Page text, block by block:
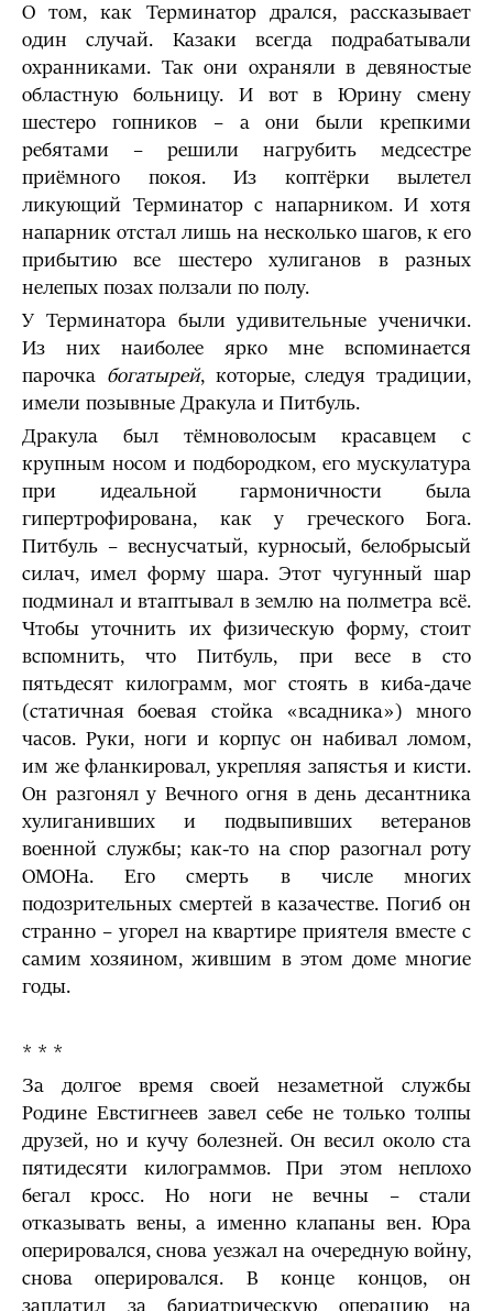
О том, как Терминатор дрался, рассказывает
один случай. Казаки всегда подрабатывали
охранниками. Так они охраняли в девяностые
областную больницу. И вот в Юрину смену
шестеро гопников – а они были крепкими
ребятами – решили нагрубить медсестре
приёмного покоя. Из коптёрки вылетел
ликующий Терминатор с напарником. И хотя
напарник отстал лишь на несколько шагов, к его
прибытию все шестеро хулиганов в разных
нелепых позах ползали по полу.
У Терминатора были удивительные ученички.
Из них наиболее ярко мне вспоминается
парочка богатырей, которые, следуя традиции,
имели позывные Дракула и Питбуль.
Дракула был тёмноволосым красавцем с
крупным носом и подбородком, его мускулатура
при идеальной гармоничности была
гипертрофирована, как у греческого Бога.
Питбуль – веснусчатый, курносый, белобрысый
силач, имел форму шара. Этот чугунный шар
подминал и втаптывал в землю на полметра всё.
Чтобы уточнить их физическую форму, стоит
вспомнить, что Питбуль, при весе в сто
пятьдесят килограмм, мог стоять в киба-даче
(статичная боевая стойка «всадника») много
часов. Руки, ноги и корпус он набивал ломом,
им же фланкировал, укрепляя запястья и кисти.
Он разгонял у Вечного огня в день десантника
хулиганивших и подвыпивших ветеранов
военной службы; как-то на спор разогнал роту
ОМОНа. Его смерть в числе многих
подозрительных смертей в казачестве. Погиб он
странно – угорел на квартире приятеля вместе с
самим хозяином, жившим в этом доме многие
годы.
* * *
За долгое время своей незаметной службы
Родине Евстигнеев завел себе не только толпы
друзей, но и кучу болезней. Он весил около ста
пятидесяти килограммов. При этом неплохо
бегал кросс. Но ноги не вечны – стали
отказывать вены, а именно клапаны вен. Юра
оперировался, снова уезжал на очередную войну,
снова оперировался. В конце концов, он
заплатил за бариатрическую операцию на